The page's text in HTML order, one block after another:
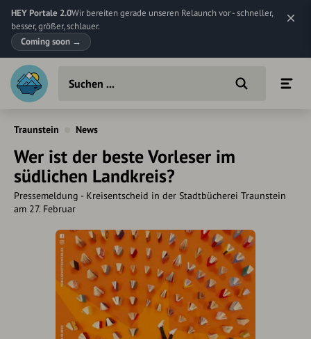
HEY Portale 2.0Wir bereiten gerade unseren Relaunch vor - schneller,
besser, größer, schlauer.
Coming soon →
Traunstein News
Wer ist der beste Vorleser im
südlichen Landkreis?
Pressemeldung - Kreisentscheid in der Stadtbücherei Traunstein
am 27. Februar